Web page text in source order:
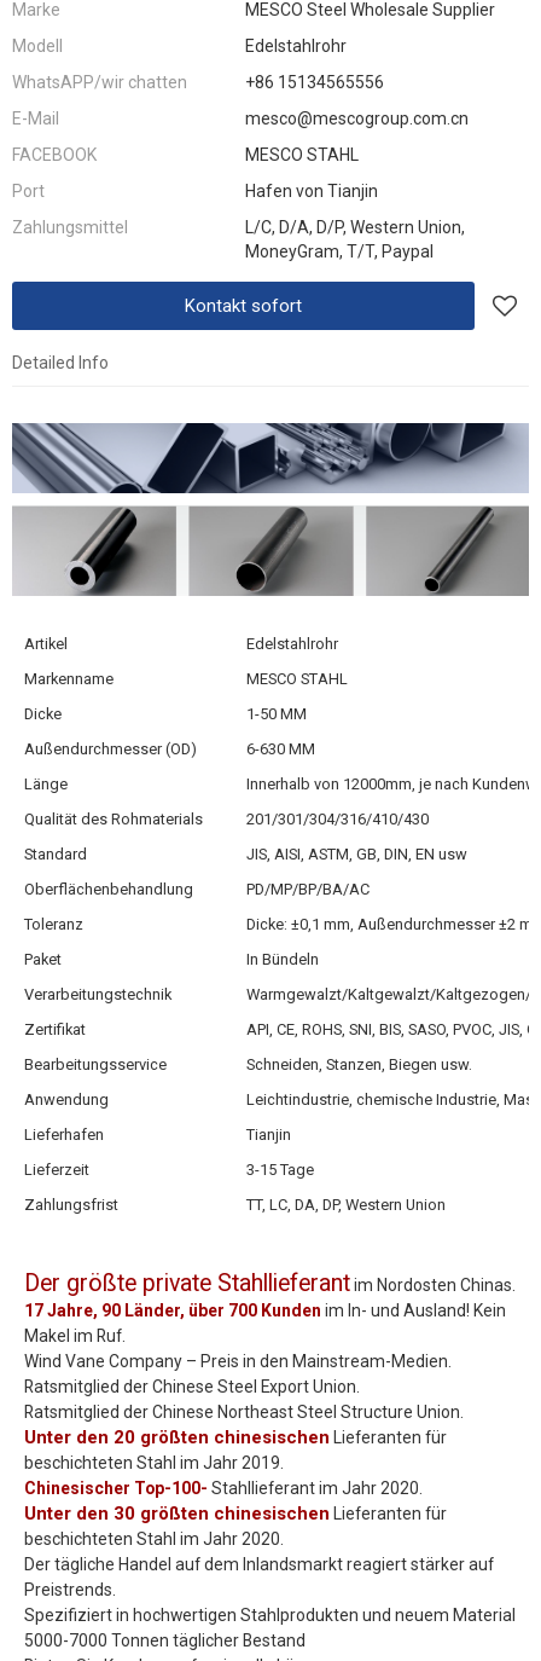
Marke
MESCO Steel Wholesale Supplier
Modell
Edelstahlrohr
WhatsAPP/wir chatten
+86 15134565556
E-Mail
mesco@mescogroup.com.cn
FACEBOOK
MESCO STAHL
Port
Hafen von Tianjin
Zahlungsmittel
L/C, D/A, D/P, Western Union,
MoneyGram, T/T, Paypal
Kontakt sofort
Detailed Info
Artikel
Edelstahlrohr
Markenname
MESCO STAHL
Dicke
1-50 MM
Außendurchmesser (OD)
6-630 MM
Länge
Innerhalb von 12000mm, je nach
Qualität des Rohmaterials
201/301/304/316/410/430
Standard
JIS, AISI, ASTM, GB, DIN, EN usw
Oberflächenbehandlung
PD/MP/BP/BA/AC
Toleranz
Dicke: ±0,1 mm, Außendurchmesser ±2
Paket
In Bündeln
Verarbeitungstechnik
Warmgewalzt/Kaltgewalzt/Kaltgezogen/
Zertifikat
API, CE, ROHS, SNI, BIS, SASO, PVOC, JIS,
Bearbeitungsservice
Schneiden, Stanzen, Biegen usw.
Anwendung
Leichtindustrie, chemische Industrie,
Lieferhafen
Tianjin
Lieferzeit
3-15 Tage
Zahlungsfrist
TT, LC, DA, DP, Western Union
Der größte private Stahllieferantim Nordosten Chinas.
17 Jahre, 90 Länder, über 700 Kunden im In- und Ausland! Kein
Makel im Ruf.
Wind Vane Company – Preis in den Mainstream-Medien.
Ratsmitglied der Chinese Steel Export Union.
Ratsmitglied der Chinese Northeast Steel Structure Union.
Unter den 20 größten chinesischen Lieferanten für
beschichteten Stahl im Jahr 2019.
Chinesischer Top-100- Stahllieferant im Jahr 2020.
Unter den 30 größten chinesischen Lieferanten für
beschichteten Stahl im Jahr 2020.
Der tägliche Handel auf dem Inlandsmarkt reagiert stärker auf
Preistrends.
Spezifiziert in hochwertigen Stahlprodukten und neuem Material
5000-7000 Tonnen täglicher Bestand